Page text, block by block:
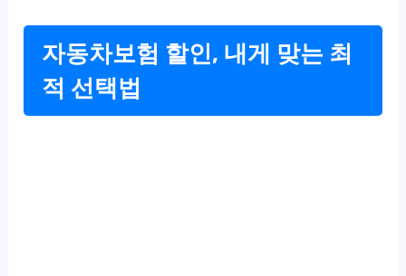
자동차보험 할인, 내게 맞는 최
적 선택법